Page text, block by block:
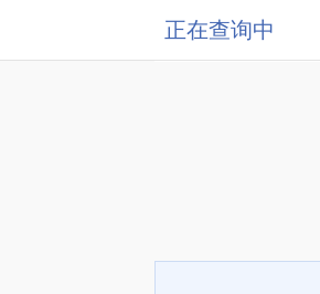
正在查询中